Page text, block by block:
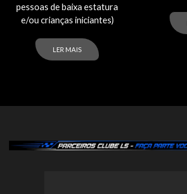
pessoas de baixa estatura
e/ou crianças iniciantes)
LER MAIS